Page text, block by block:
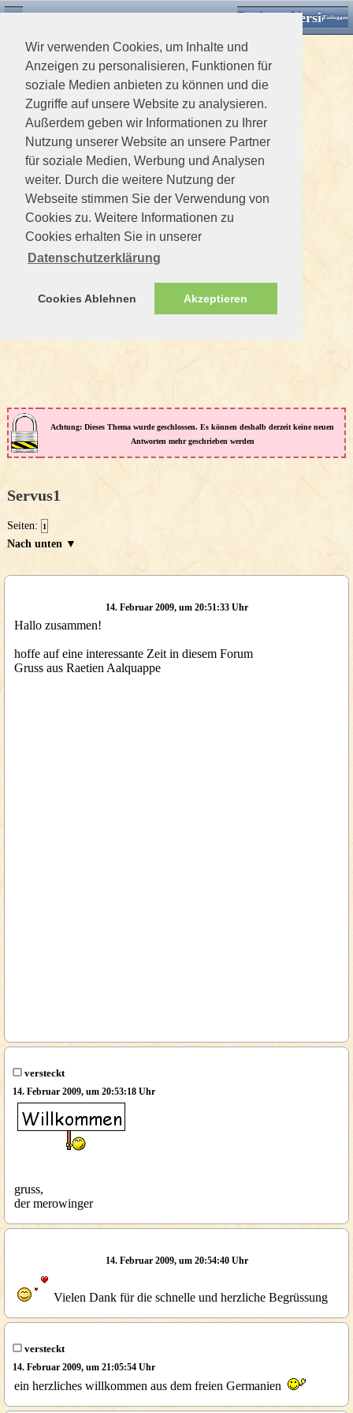
Wir verwenden Cookies, um Inhalte und
Anzeigen zu personalisieren, Funktionen für
soziale Medien anbieten zu können und die
Zugriffe auf unsere Website zu analysieren.
Außerdem geben wir Informationen zu Ihrer
Nutzung unserer Website an unsere Partner
für soziale Medien, Werbung und Analysen
weiter. Durch die weitere Nutzung der
Webseite stimmen Sie der Verwendung von
Cookies zu. Weitere Informationen zu
Cookies erhalten Sie in unserer
Datenschutzerklärung
Cookies Ablehnen Akzeptieren
Desktop VersionEinloggen
Achtung: Dieses Thema wurde geschlossen. Es können deshalb derzeit keine neuen
Antworten mehr geschrieben werden
Servus1
Seiten: 1
Nach unten ▼
14. Februar 2009, um 20:51:33 Uhr
Hallo zusammen!
hoffe auf eine interessante Zeit in diesem Forum
Gruss aus Raetien Aalquappe
versteckt
14. Februar 2009, um 20:53:18 Uhr
gruss,
der merowinger
14. Februar 2009, um 20:54:40 Uhr
Vielen Dank für die schnelle und herzliche Begrüssung
versteckt
14. Februar 2009, um 21:05:54 Uhr
ein herzliches willkommen aus dem freien Germanien